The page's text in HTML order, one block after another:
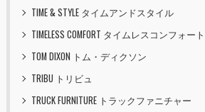
TIME & STYLE タイムアンドスタイル
TIMELESS COMFORT タイムレスコンフォート
TOM DIXON トム・ディクソン
TRIBU トリビュ
TRUCK FURNITURE トラックファニチャー